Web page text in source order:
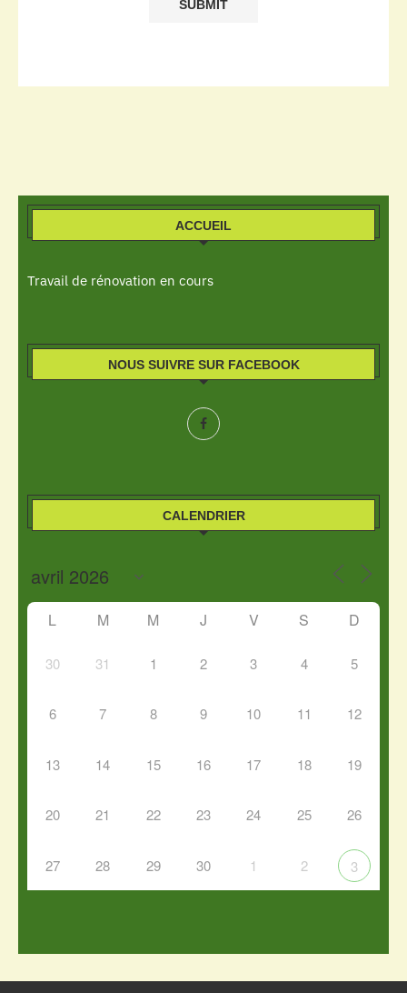
ACCUEIL
Travail de rénovation en cours
NOUS SUIVRE SUR FACEBOOK
CALENDRIER
L M M J V S D
30 31 1 2 3 4 5
6 7 8 9 10 11 12
13 14 15 16 17 18 19
20 21 22 23 24 25 26
27 28 29 30 1 2 3